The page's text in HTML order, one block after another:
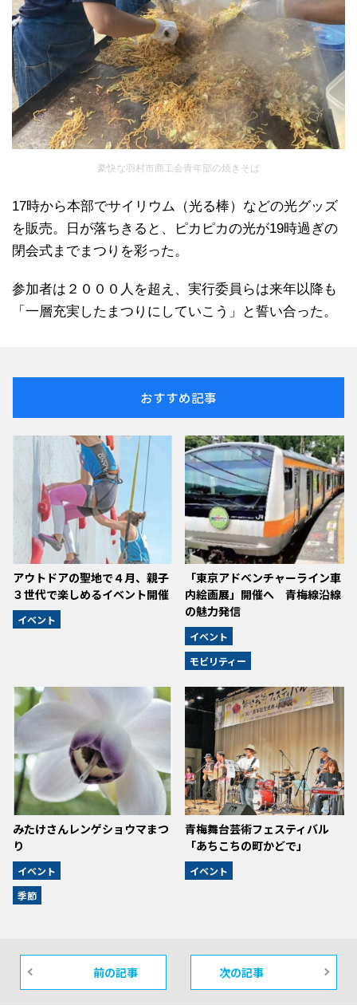
豪快な羽村市商工会青年部の焼きそば
17時から本部でサイリウム（光る棒）などの光グッズ
を販売。日が落ちきると、ピカピカの光が19時過ぎの
閉会式までまつりを彩った。
参加者は２０００人を超え、実行委員らは来年以降も
「一層充実したまつりにしていこう」と誓い合った。
おすすめ記事
アウトドアの聖地で４月、親子
３世代で楽しめるイベント開催
イベント
「東京アドベンチャーライン車
内絵画展」開催へ 青梅線沿線
の魅力発信
イベント
モビリティー
みたけさんレンゲショウマまつ
り
イベント
季節
青梅舞台芸術フェスティバル
「あちこちの町かどで」
イベント
前の記事 次の記事